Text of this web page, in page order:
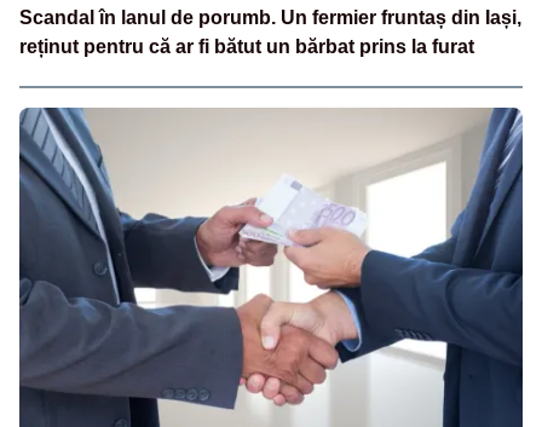
Scandal în lanul de porumb. Un fermier fruntaș din Iași,
reținut pentru că ar fi bătut un bărbat prins la furat